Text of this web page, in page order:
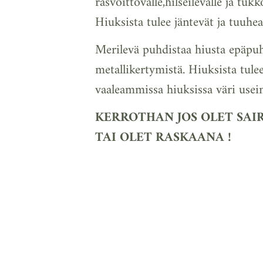
Hiuksista tulee jäntevät ja
Merilevä puhdistaa hiusta
metallikertymistä. Hiuksista
vaaleammissa hiuksissa väri
KERROTHAN JOS OLET
TAI OLET RASKAANA !